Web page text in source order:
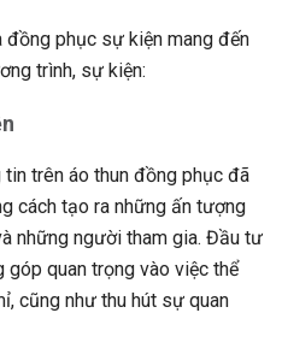
phục sự kiện mang đến
trình, sự kiện:
trên áo thun đồng phục đã
cách tạo ra những ấn tượng
những người tham gia. Đầu tư
quan trọng vào việc thể
cũng như thu hút sự quan